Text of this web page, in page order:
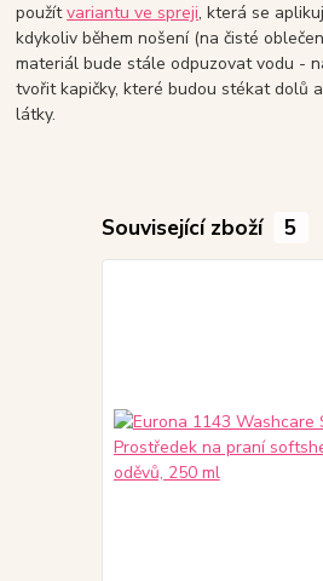
použítvariantu ve spreji, která se
kdykoliv během nošení (na čisté
materiál bude stále odpuzovat vodu -
tvořit kapičky, které budou stékat dolů
látky.
Související zboží 5